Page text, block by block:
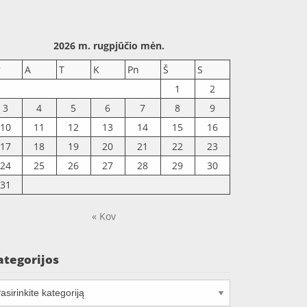
2026 m. rugpjūčio mėn.
A T K Pn Š
S
1
2
3
4 5 6 7 8
9
10
11 12 13 14 15
16
17
18 19 20 21 22
23
24
25 26 27 28 29
30
31
« Kov